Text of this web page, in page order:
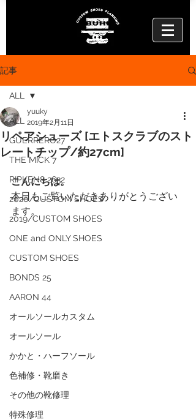
記事
ALL
GUERRERO27
THE MICK 7
RIPKEN8 2632
2020/CUSTOM SHOES
2019/CUSTOM SHOES
ONE and ONLY SHOES
CUSTOM SHOES
BONDS 25
AARON 44
オールソールカスタム
オールソール
かかと・ハーフソール
色補修・靴磨き
その他の靴修理
特殊修理
ALL
リペアシューズ [エトスクラブのスト
レートチップ/約27cm]
yuuky
2019年2月11日
こんにちは。
本日もご覧いただきありがとうござい
ます。